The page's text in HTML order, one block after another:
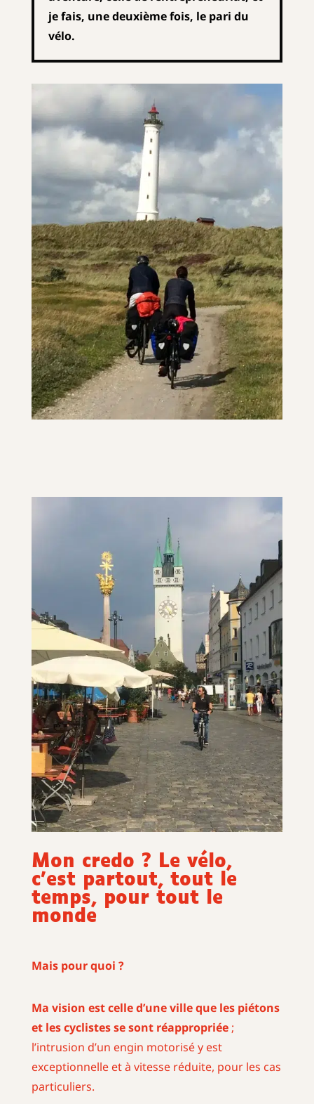
je fais, une deuxième fois, le pari du
vélo.
Mon credo ? Le vélo,
c’est partout, tout le
temps, pour tout le
monde
Mais pour quoi ?
Ma vision est celle d’une ville que les piétons
et les cyclistes se sont réappropriée;
l’intrusion d’un engin motorisé y est
exceptionnelle et à vitesse réduite, pour les cas
particuliers.